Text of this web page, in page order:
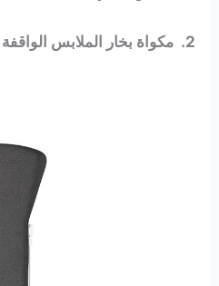
2. مكواة بخار الملابس الواقفة من فيليبس